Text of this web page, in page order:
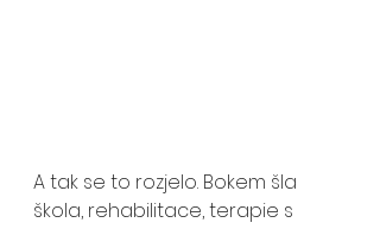
A tak se to rozjelo. Bokem šla
škola, rehabilitace, terapie s